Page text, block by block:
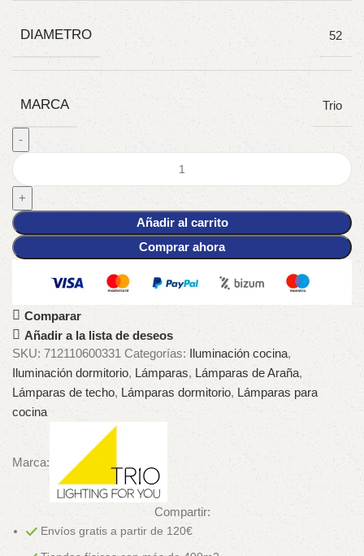
DIAMETRO 52
MARCA Trio
Añadir al carrito
Comprar ahora
Comparar
Añadir a la lista de deseos
SKU: 712110600331 Categorías: Iluminación cocina,
Iluminación dormitorio, Lámparas, Lámparas de Araña,
Lámparas de techo, Lámparas dormitorio, Lámparas para
cocina
Marca:
Compartir:
Envíos gratis a partir de 120€